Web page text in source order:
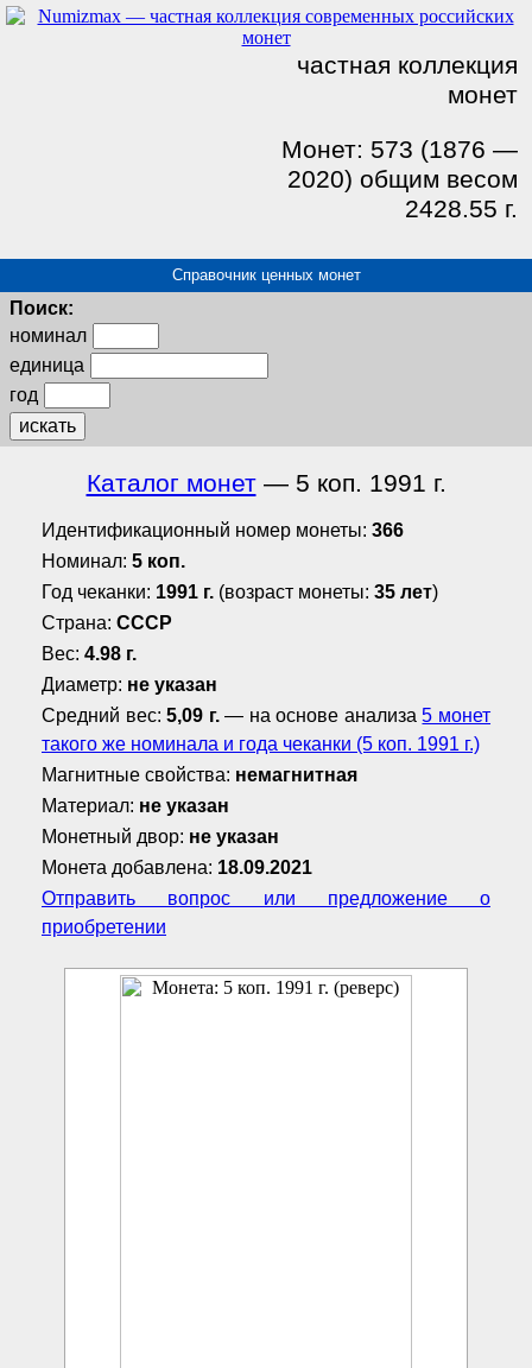
частная коллекция
монет
Монет: 573 (1876 —
2020) общим весом
2428.55 г.
Справочник ценных монет
Поиск:
номинал
единица
год
искать
Каталог монет— 5 коп. 1991 г.
Идентификационный номер монеты: 366
Номинал: 5 коп.
Год чеканки: 1991 г. (возраст монеты: 35 лет)
Страна: СССР
Вес: 4.98 г.
Диаметр: не указан
Средний вес:5,09 г.— на основе анализа5 монет
такого же номинала и года чеканки (5 коп. 1991 г.)
Магнитные свойства: немагнитная
Материал: не указан
Монетный двор: не указан
Монета добавлена: 18.09.2021
Отправить вопрос или предложение о
приобретении